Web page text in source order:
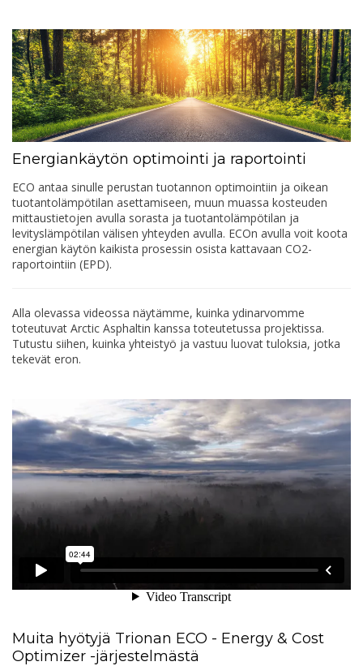
Energiankäytön optimointi ja raportointi
ECO antaa sinulle perustan tuotannon optimointiin ja oikean
tuotantolämpötilan asettamiseen, muun muassa kosteuden
mittaustietojen avulla sorasta ja tuotantolämpötilan ja
levityslämpötilan välisen yhteyden avulla. ECOn avulla voit koota
energian käytön kaikista prosessin osista kattavaan CO2-
raportointiin (EPD).
Alla olevassa videossa näytämme, kuinka ydinarvomme
toteutuvat Arctic Asphaltin kanssa toteutetussa projektissa.
Tutustu siihen, kuinka yhteistyö ja vastuu luovat tuloksia, jotka
tekevät eron.
Muita hyötyjä Trionan ECO - Energy & Cost
Optimizer -järjestelmästä